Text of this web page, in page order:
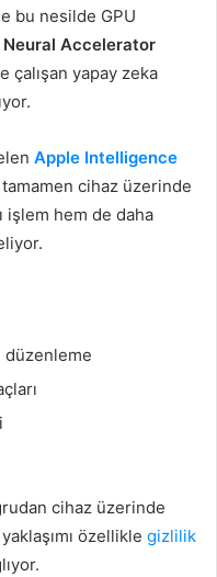
bu nesilde GPU
Neural Accelerator
çalışan yapay zeka
Apple Intelligence
cihaz üzerinde
işlem hem de daha
düzenleme
cihaz üzerinde
özellikle gizlilik